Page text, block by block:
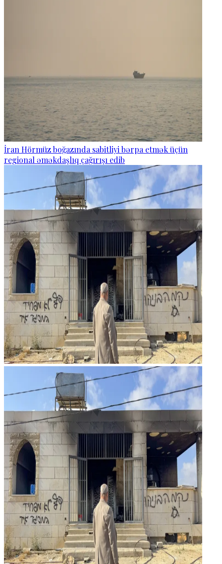
İran Hörmüz boğazında sabitliyi bərpa etmək üçün
regional əməkdaşlıq çağırışı edib